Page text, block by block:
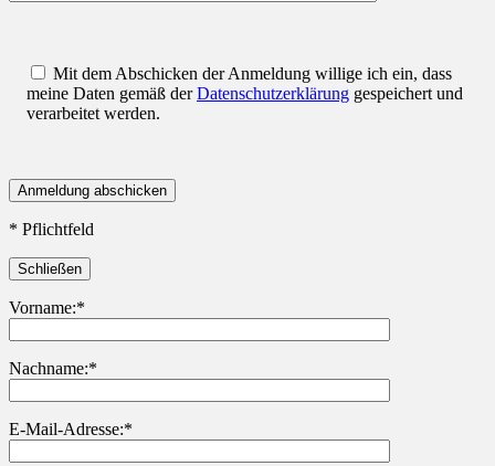
Mit dem Abschicken der Anmeldung willige ich ein, dass
meine Daten gemäß derDatenschutzerklärung gespeichert und
verarbeitet werden.
* Pflichtfeld
Schließen
Vorname:*
Nachname:*
Bitte lasse dieses Feld leer.
E-Mail-Adresse:*